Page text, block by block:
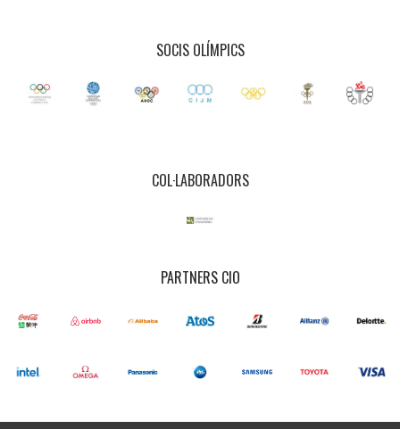
SOCIS OLÍMPICS
COL·LABORADORS
PARTNERS CIO